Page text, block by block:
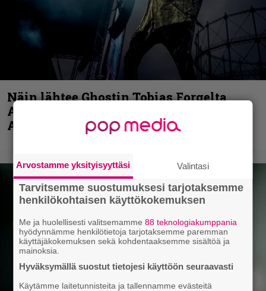
Näin lähtee Ghostin Tobias Forgelta
Accept – menossa mukana myös
Anthrax- ja Korn-miehistöä
Arvostamme yksityisyyttäsi Valintasi
Tarvitsemme suostumuksesi tarjotaksemme
henkilökohtaisen käyttökokemuksen
Me ja huolellisesti valitsemamme88 teknologiakumppania
hyödynnämme henkilötietoja tarjotaksemme paremman
käyttäjäkokemuksen sekä kohdentaaksemme sisältöä ja
mainoksia.
Hyväksymällä suostut tietojesi käyttöön seuraavasti
Käytämme laitetunnisteita ja tallennamme evästeitä